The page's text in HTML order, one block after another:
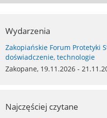
Wydarzenia
Zakopiańskie Forum Protetyki
doświadczenie, technologie
Zakopane, 19.11.2026 -
Najczęściej czytane